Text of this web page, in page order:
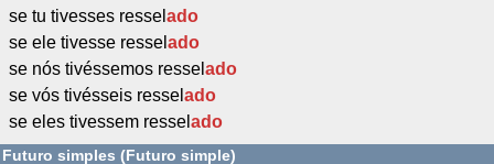
se tu tivesses ressel ado
se ele tivesse ressel ado
se nós tivéssemos ressel ado
se vós tivésseis ressel ado
se eles tivessem ressel ado
Futuro simples (Futuro simple)